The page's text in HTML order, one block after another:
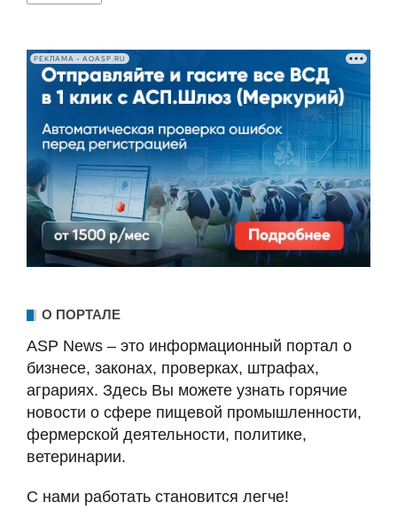
РЕКЛАМА • AOASP.RU
О ПОРТАЛЕ
ASP News – это информационный портал о
бизнесе, законах, проверках, штрафах,
аграриях. Здесь Вы можете узнать горячие
новости о сфере пищевой промышленности,
фермерской деятельности, политике,
ветеринарии.
С нами работать становится легче!